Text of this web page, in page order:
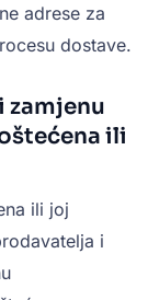
adrese za
dostave.
zamjenu
ili
ili joj
i